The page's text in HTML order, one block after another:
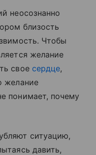
неосознанно
близость
Чтобы
желание
свое сердце,
желание
понимает, почему
ситуацию,
давить,